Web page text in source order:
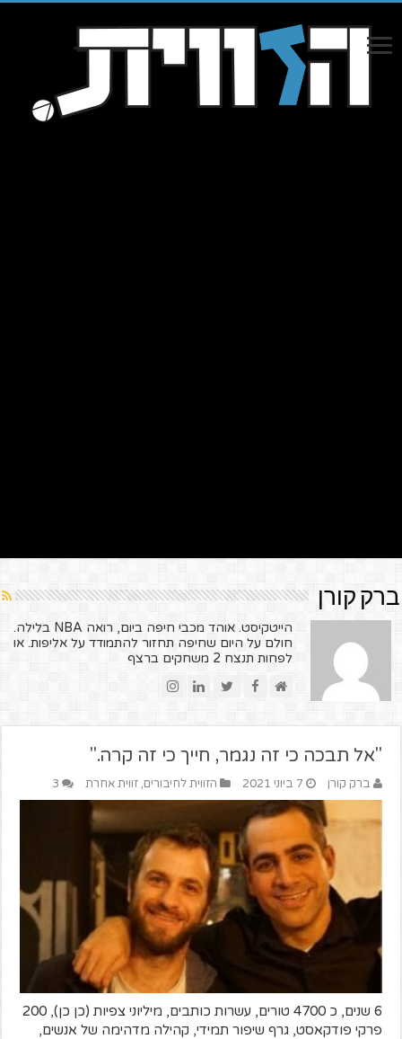
ברק קורן
הייטקיסט. אוהד מכבי חיפה ביום, רואה NBA בלילה.
חולם על היום שחיפה תחזור להתמודד על אליפות. או
לפחות תנצח 2 משחקים ברצף
"אל תבכה כי זה נגמר, חייך כי זה קרה."
ברק קורן 7 ביוני 2021 הזווית לחיבורים,זווית אחרת 3
6 שנים, כ 4700 טורים, עשרות כותבים, מיליוני צפיות (כן כן), 200
פרקי פודקאסט, גרף שיפור תמידי, קהילה מדהימה של אנשים,